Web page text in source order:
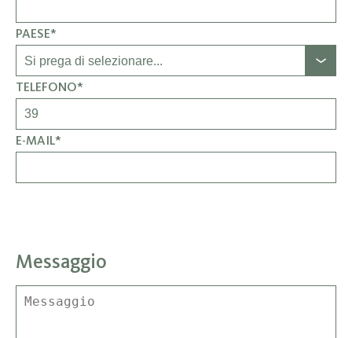
PAESE*
TELEFONO*
E-MAIL*
Messaggio